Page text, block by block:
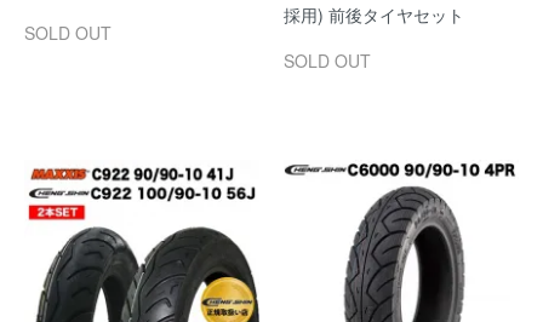
SOLD OUT
採用) 前後タイヤセット
SOLD OUT